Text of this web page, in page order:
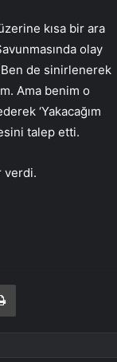
kısa bir ara
olay
Ben de sinirlenerek
Ama benim o
‘Yakacağım
talep etti.
verdi.
Yazdır